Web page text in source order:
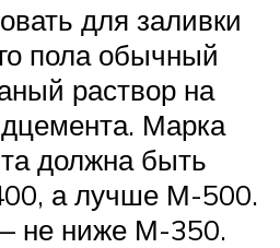
для заливки
пола обычный
раствор на
Марка
должна быть
а лучше М-500.
не ниже М-350.